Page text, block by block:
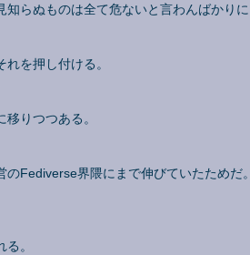
らぬものは全て危ないと言わんばかりに
を押し付ける。
りつつある。
Fediverse界隈にまで伸びていたためだ。
。